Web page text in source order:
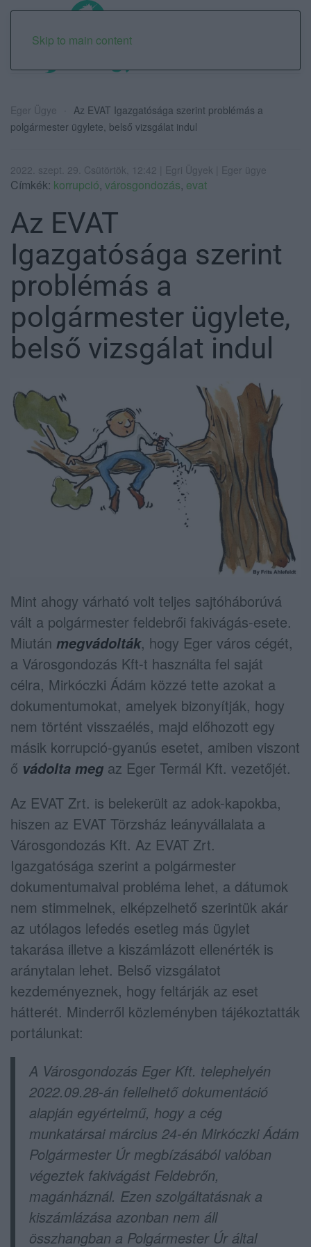
Skip to main content
Eger Ügye
Az EVAT Igazgatósága szerint problémás a
polgármester ügylete, belső vizsgálat indul
2022. szept. 29. Csütörtök, 12:42 | Egri Ügyek | Eger ügye
Címkék: korrupció, városgondozás, evat
Az EVAT
Igazgatósága szerint
problémás a
polgármester ügylete,
belső vizsgálat indul
Mint ahogy várható volt teljes sajtóháborúvá
vált a polgármester feldebrői fakivágás-esete.
Miután megvádolták, hogy Eger város cégét,
a Városgondozás Kft-t használta fel saját
célra, Mirkóczki Ádám közzé tette azokat a
dokumentumokat, amelyek bizonyítják, hogy
nem történt visszaélés, majd előhozott egy
másik korrupció-gyanús esetet, amiben viszont
ő vádolta meg az Eger Termál Kft. vezetőjét.
Az EVAT Zrt. is belekerült az adok-kapokba,
hiszen az EVAT Törzsház leányvállalata a
Városgondozás Kft. Az EVAT Zrt.
Igazgatósága szerint a polgármester
dokumentumaival probléma lehet, a dátumok
nem stimmelnek, elképzelhető szerintük akár
az utólagos lefedés esetleg más ügylet
takarása illetve a kiszámlázott ellenérték is
aránytalan lehet. Belső vizsgálatot
kezdeményeznek, hogy feltárják az eset
hátterét. Minderről közleményben tájékoztatták
portálunkat:
A Városgondozás Eger Kft. telephelyén
2022.09.28-án fellelhető dokumentáció
alapján egyértelmű, hogy a cég
munkatársai március 24-én Mirkóczki Ádám
Polgármester Úr megbízásából valóban
végeztek fakivágást Feldebrőn,
magánháznál. Ezen szolgáltatásnak a
kiszámlázása azonban nem áll
összhangban a Polgármester Úr által